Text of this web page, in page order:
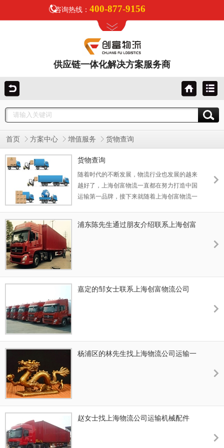
咨询热线： 400-877-9156
供应链一体化解决方案服务商
首页 方案中心 增值服务 货物查询
货物查询
随着时代的不断发展，物流行业也发展的越来
越好了，上海创富物流一直都在努力打造中国
运输第一品牌，接下来就随着上海创富物流一
浦东陈先生通过朋友介绍联系上海创富
嘉定的邹女士联系上海创富物流公司
杨浦区的林先生找上海物流公司运输一
赵女士找上海物流公司运输机械配件